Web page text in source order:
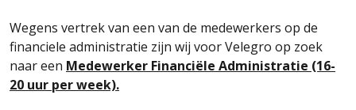
Wegens vertrek van een van de medewerkers op de
financiele administratie zijn wij voor Velegro op zoek
naar een Medewerker Financiële Administratie (16-
20 uur per week).